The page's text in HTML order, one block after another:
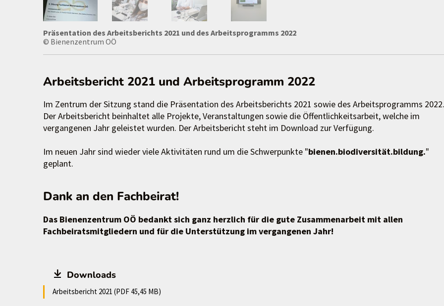
Präsentation des Arbeitsberichts 2021 und des Arbeitsprogramms 2022
© Bienenzentrum OÖ
Arbeitsbericht 2021 und Arbeitsprogramm 2022
Im Zentrum der Sitzung stand die Präsentation des Arbeitsberichts 2021 sowie des Arbeitsprogramms 2022.
Der Arbeitsbericht beinhaltet alle Projekte, Veranstaltungen sowie die Öffentlichkeitsarbeit, welche im
vergangenen Jahr geleistet wurden. Der Arbeitsbericht steht im Download zur Verfügung.
Im neuen Jahr sind wieder viele Aktivitäten rund um die Schwerpunkte "bienen.biodiversität.bildung."
geplant.
Dank an den Fachbeirat!
Das Bienenzentrum OÖ bedankt sich ganz herzlich für die gute Zusammenarbeit mit allen
Fachbeiratsmitgliedern und für die Unterstützung im vergangenen Jahr!
Downloads
Arbeitsbericht 2021 (PDF 45,45 MB)